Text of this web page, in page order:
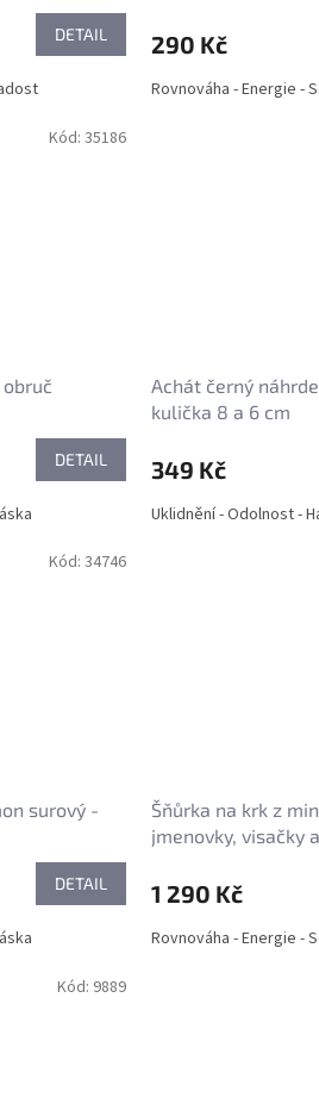
DETAIL 290 Kč
Rovnováha - Energie -
DETAIL
Kód: 35186
Achát černý
kulička 8 a 6 cm
349 Kč
Uklidnění - Odolnost -
surový -
DETAIL
Kód: 34746
Šňůrka na krk z
jmenovky, visačky
1 290 Kč
Rovnováha - Energie -
Kód: 9889